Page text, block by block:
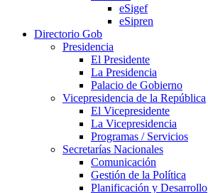
eSigef
eSipren
Directorio Gob
Presidencia
El Presidente
La Presidencia
Palacio de Gobierno
Vicepresidencia de la República
El Vicepresidente
La Vicepresidencia
Programas / Servicios
Secretarías Nacionales
Comunicación
Gestión de la Política
Planificación y Desarrollo